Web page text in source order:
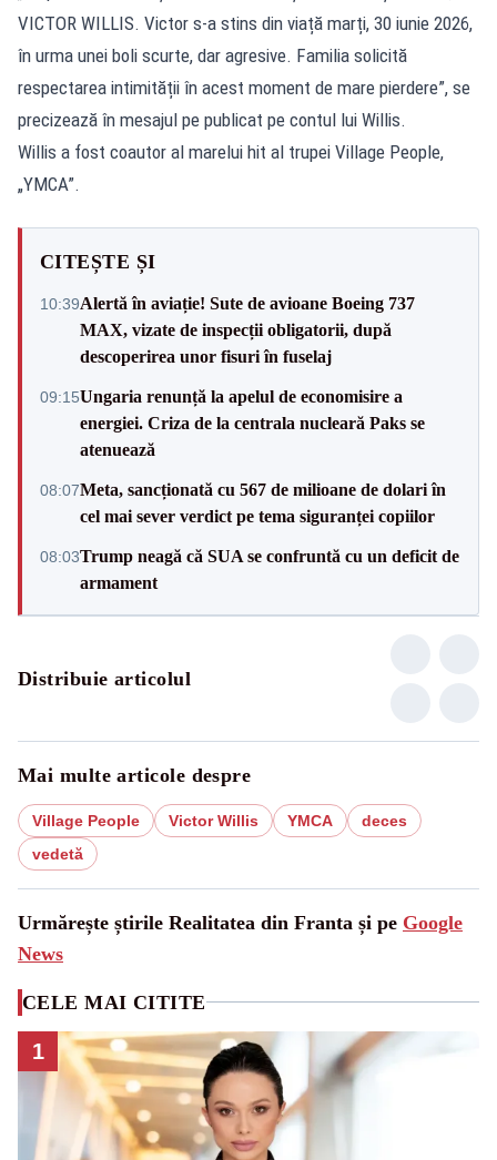
VICTOR WILLIS. Victor s-a stins din viață marți, 30 iunie 2026,
în urma unei boli scurte, dar agresive. Familia solicită
respectarea intimității în acest moment de mare pierdere”, se
precizează în mesajul pe publicat pe contul lui Willis.
Willis a fost coautor al marelui hit al trupei Village People,
„YMCA”.
CITEȘTE ȘI
10:39Alertă în aviație! Sute de avioane Boeing 737
MAX, vizate de inspecții obligatorii, după
descoperirea unor fisuri în fuselaj
09:15Ungaria renunță la apelul de economisire a
energiei. Criza de la centrala nucleară Paks se
atenuează
08:07Meta, sancționată cu 567 de milioane de dolari în
cel mai sever verdict pe tema siguranței copiilor
08:03Trump neagă că SUA se confruntă cu un deficit de
armament
Distribuie articolul
Mai multe articole despre
Village People Victor Willis YMCA
deces
vedetă
Urmărește știrile Realitatea din Franta și pe Google
News
CELE MAI CITITE
1